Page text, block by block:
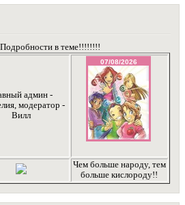
в теме!!!!!!!!
админ -
модератор -
Вилл
Чем больше народу, тем
больше кислороду!!